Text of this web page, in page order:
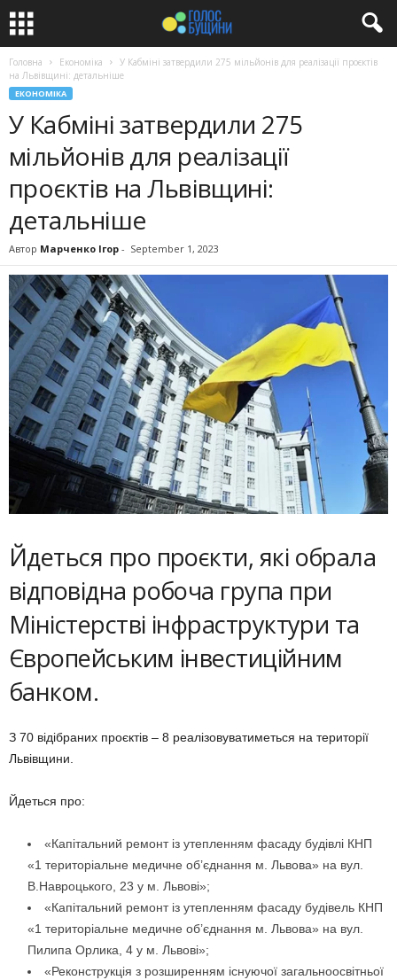
Головна Економіка
У Кабміні затвердили 275 мільйонів для реалізації проєктів
на Львівщині: детальніше
ЕКОНОМІКА
У Кабміні затвердили 275
мільйонів для реалізації
проєктів на Львівщині:
детальніше
Автор Марченко Ігор - September 1, 2023
Йдеться про проєкти, які обрала
відповідна робоча група при
Міністерстві інфраструктури та
Європейським інвестиційним
банком.
З 70 відібраних проєктів – 8 реалізовуватиметься на території
Львівщини.
Йдеться про:
«Капітальний ремонт із утепленням фасаду будівлі КНП
«1 територіальне медичне об’єднання м. Львова» на вул.
В.Навроцького, 23 у м. Львові»;
«Капітальний ремонт із утепленням фасаду будівель КНП
«1 територіальне медичне об’єднання м. Львова» на вул.
Пилипа Орлика, 4 у м. Львові»;
«Реконструкція з розширенням існуючої загальноосвітньої